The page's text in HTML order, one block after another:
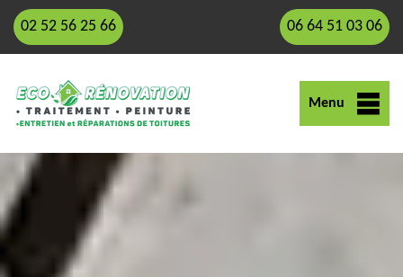
02 52 56 25 66 06 64 51 03 06
Menu